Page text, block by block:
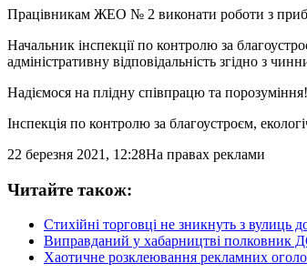
Працівникам ЖЕО № 2 виконати роботи з
Начальник інспекції по контролю за
адміністративну відповідальність згідно з
Надіємося на плідну співпрацю та порозуміння!
Інспекція по контролю за благоустроєм,
22 березня 2021, 12:28На правах реклами
Читайте також:
Стихійні торговці не зникнуть з вулиць
Виправданий у хабарництві полковник
Хаотичне розклеювання рекламних